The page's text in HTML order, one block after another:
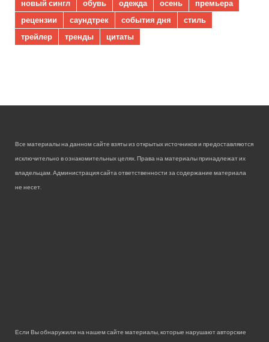
новый сингл
обувь одежда осень
премьера
рецензии
саундтрек события дня
стиль
трейлер
тренды цитаты
Все материалы на данном сайте взяты из открытых источников и предоставляются
исключительно в ознакомительных целях. Права на материалы принадлежат их
владельцам. Администрация сайта ответственности за содержание материала
не несет.
Если Вы обнаружили на нашем сайте материалы, которые нарушают авторские